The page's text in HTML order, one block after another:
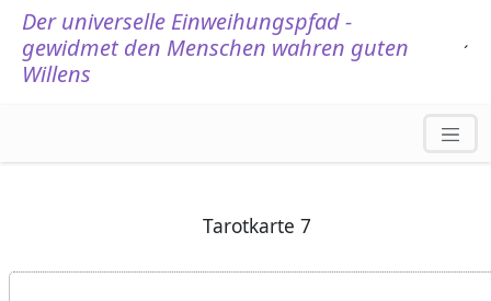
Der universelle Einweihungspfad -
gewidmet den Menschen wahren guten
Willens
´
Tarotkarte 7